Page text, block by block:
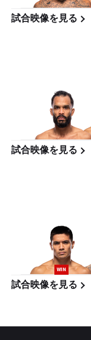
試合映像を見る
試合映像を見る
WIN
試合映像を見る